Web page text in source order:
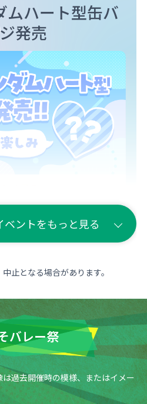
ムハート型缶バ
発売
ゅん1グランプ
ントをもっと見る
止となる場合があります。
バレー祭
過去開催時の模様、またはイメー